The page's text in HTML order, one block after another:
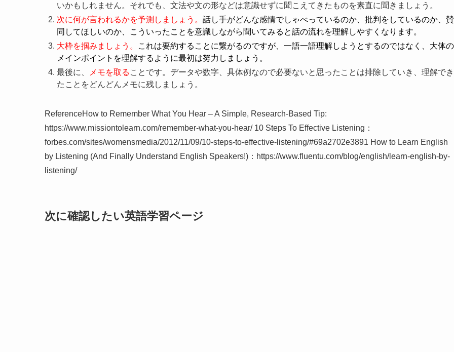
いかもしれません。それでも、文法や文の形などは意識せずに聞こえてきたものを素直に聞きましょう。
次に何が言われるかを予測しましょう。 話し手がどんな感情でしゃべっているのか、批判をしているのか、賛
同してほしいのか、こういったことを意識しながら聞いてみると話の流れを理解しやすくなります。
大枠を掴みましょう。
これは要約することに繋がるのですが、一語一語理解しようとするのではなく、大体の
メインポイントを理解するように最初は努力しましょう。
最後に、
メモを取る ことです。データや数字、具体例なので必要ないと思ったことは排除していき、理解でき
たことをどんどんメモに残しましょう。
ReferenceHow to Remember What You Hear – A Simple, Research-Based Tip:
https://www.missiontolearn.com/remember-what-you-hear/ 10 Steps To Effective Listening：
forbes.com/sites/womensmedia/2012/11/09/10-steps-to-effective-listening/#69a2702e3891 How to Learn English
by Listening (And Finally Understand English Speakers!)：https://www.fluentu.com/blog/english/learn-english-by-
listening/
次に確認したい英語学習ページ